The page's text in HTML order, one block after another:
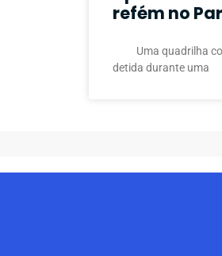
refém no
Uma quadrilha
detida durante uma